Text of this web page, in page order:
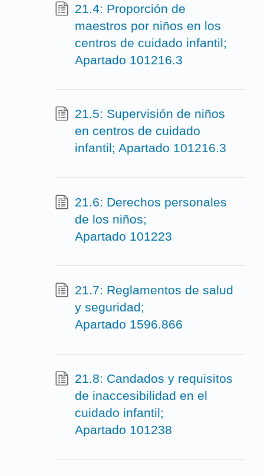
21.4: Proporción de
maestros por niños en los
centros de cuidado infantil;
Apartado 101216.3
21.5: Supervisión de niños
en centros de cuidado
infantil; Apartado 101216.3
21.6: Derechos personales
de los niños;
Apartado 101223
21.7: Reglamentos de salud
y seguridad;
Apartado 1596.866
21.8: Candados y requisitos
de inaccesibilidad en el
cuidado infantil;
Apartado 101238